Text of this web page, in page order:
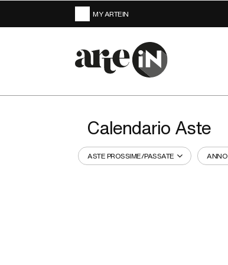
MY ARTEIN
Calendario Aste
ASTE PROSSIME/PASSATE ANNO